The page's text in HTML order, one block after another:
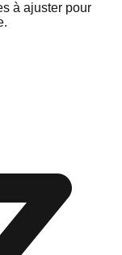
à ajuster pour